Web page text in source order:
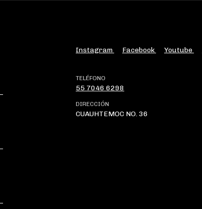
Instagram Facebook Youtube
TELÉFONO
55 7046 6298
DIRECCIÓN
CUAUHTEMOC NO. 36